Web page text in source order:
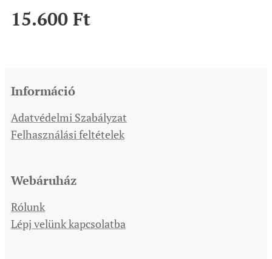
15.600 Ft
Információ
Adatvédelmi Szabályzat
Felhasználási feltételek
Webáruház
Rólunk
Lépj velünk kapcsolatba